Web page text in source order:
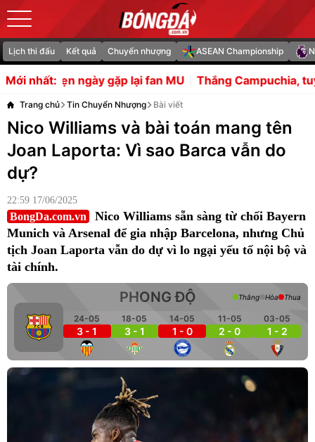
Lịch thi đấu Kết quả Chuyển nhượng ASEAN Championship
Mới nhất:
gặp lại fan MU Thắng Campuchia, tuyển Việt Nam
Trang chủ Tin Chuyển Nhượng Bài viết
Nico Williams và bài toán mang tên
Joan Laporta: Vì sao Barca vẫn do
dự?
22:59 17/06/2025
BongDa.com.vn
Nico Williams sẵn sàng từ chối Bayern
Munich và Arsenal để gia nhập Barcelona, nhưng Chủ
tịch Joan Laporta vẫn do dự vì lo ngại yếu tố nội bộ và
tài chính.
PHONG ĐỘ
24-05
3 - 1
18-05
3 - 1
14-05
1 - 0
11-05
2 - 0
03-05
1 - 2
Thắng Hòa Thua